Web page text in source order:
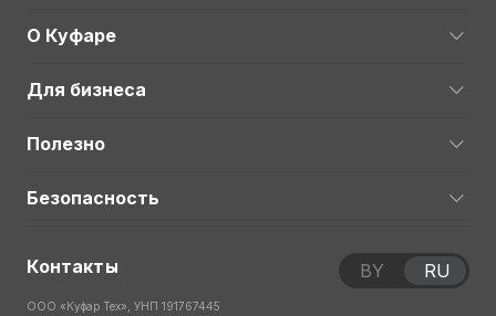
О Куфаре
Для бизнеса
Полезно
Безопасность
Контакты
ООО «Куфар Тех», УНП 191767445
BY RU